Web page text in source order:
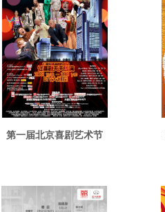
第一届北京喜剧艺术节